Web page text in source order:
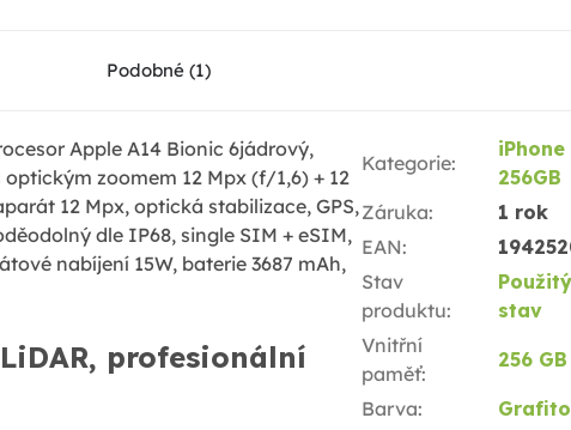
Podobné (1)
Apple A14 Bionic 6jádrový,
zoomem 12 Mpx (f/1,6) + 12
12 Mpx, optická stabilizace, GPS,
dle IP68, single SIM + eSIM,
nabíjení 15W, baterie 3687 mAh,
profesionální
Kategorie:
iPhone
256GB
Záruka:
1 rok
EAN:
Stav
produktu:
stav
Vnitřní
paměť:
256 GB
Barva: